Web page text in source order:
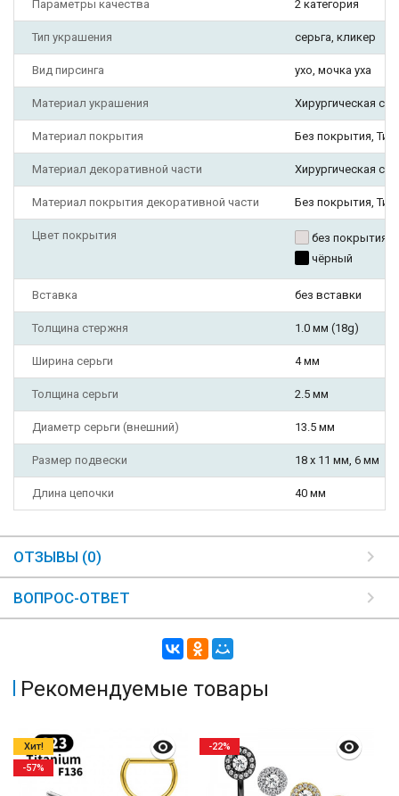
Параметры качества 2 категория
Тип украшения серьга, кликер
Вид пирсинга ухо, мочка уха
Материал украшения Хирургическая
Материал покрытия Без покрытия,
Материал декоративной части Хирургическая
Материал покрытия декоративной части Без покрытия,
Цвет покрытия
без покрытия
чёрный
Вставка без вставки
Толщина стержня 1.0 мм (18g)
Ширина серьги 4 мм
Толщина серьги 2.5 мм
Диаметр серьги (внешний) 13.5 мм
Размер подвески 18 х 11 мм, 6 мм
Длина цепочки 40 мм
ОТЗЫВЫ (0)
ВОПРОС-ОТВЕТ
Рекомендуемые товары
Хит!
-57%
-22%